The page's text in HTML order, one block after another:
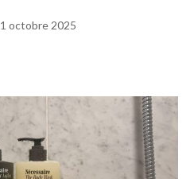
1 octobre 2025